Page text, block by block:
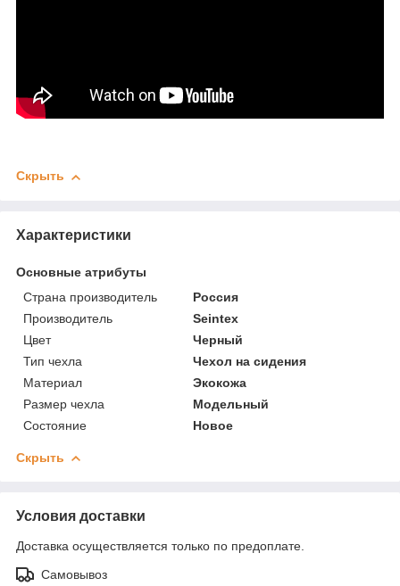
Скрыть
Характеристики
Основные атрибуты
Страна производитель
Россия
Производитель
Seintex
Цвет
Черный
Тип чехла
Чехол на сидения
Материал
Экокожа
Размер чехла
Модельный
Состояние
Новое
Скрыть
Условия доставки
Доставка осуществляется только по предоплате.
Самовывоз